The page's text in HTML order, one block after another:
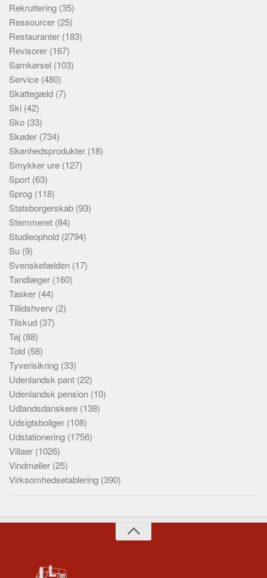
Rekruttering (35)
Ressourcer (25)
Restauranter (183)
Revisorer (167)
Samkørsel (103)
Service (480)
Skattegæld (7)
Ski (42)
Sko (33)
Skøder (734)
Skønhedsprodukter (18)
Smykker ure (127)
Sport (63)
Sprog (118)
Statsborgerskab (93)
Stemmeret (84)
Studieophold (2794)
Su (9)
Svenskefælden (17)
Tandlæger (160)
Tasker (44)
Tillidshverv (2)
Tilskud (37)
Tøj (88)
Told (58)
Tyverisikring (33)
Udenlandsk pant (22)
Udenlandsk pension (10)
Udlandsdanskere (138)
Udsigtsboliger (108)
Udstationering (1756)
Villaer (1026)
Vindmøller (25)
Virksomhedsetablering (390)